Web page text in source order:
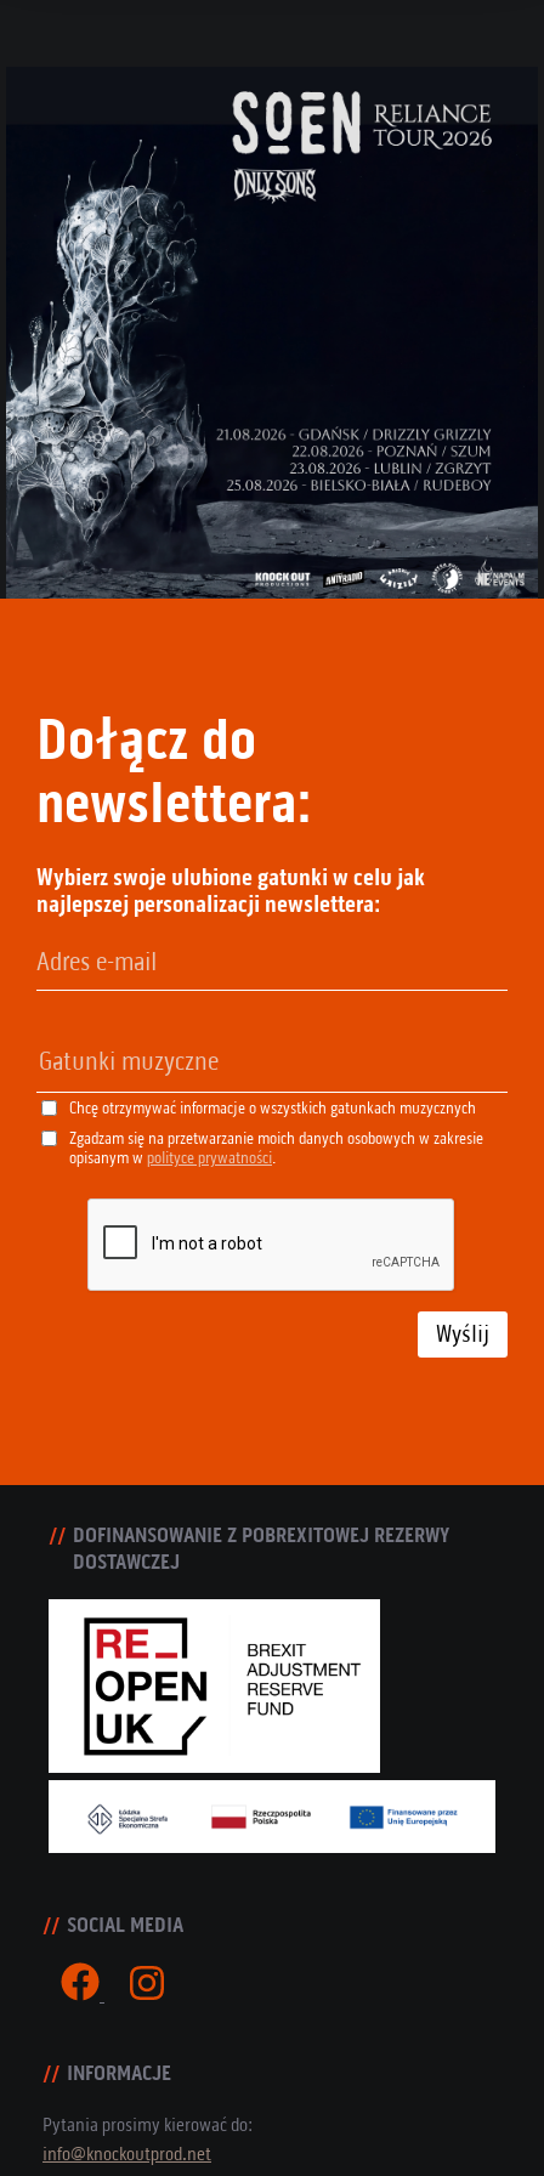
Dołącz do
newslettera:
Wybierz swoje ulubione gatunki w celu jak
najlepszej personalizacji newslettera:
Chcę otrzymywać informacje o wszystkich gatunkach muzycznych
Zgadzam się na przetwarzanie moich danych osobowych w zakresie
opisanym w polityce prywatności.
Wyślij
DOFINANSOWANIE Z POBREXITOWEJ REZERWY
DOSTAWCZEJ
SOCIAL MEDIA
INFORMACJE
Pytania prosimy kierować do:
info@knockoutprod.net